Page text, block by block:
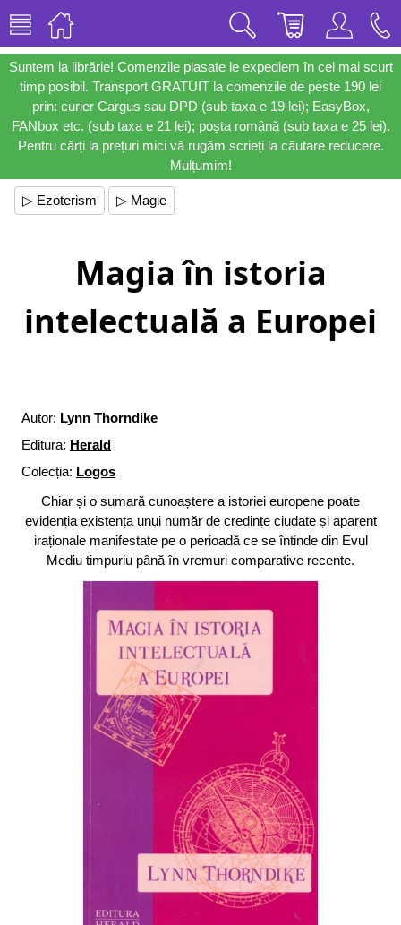
Suntem la librărie! Comenzile plasate le expediem în cel mai scurt
timp posibil. Transport GRATUIT la comenzile de peste 190 lei
prin: curier Cargus sau DPD (sub taxa e 19 lei); EasyBox,
FANbox etc. (sub taxa e 21 lei); poșta română (sub taxa e 25 lei).
Pentru cărți la prețuri mici vă rugăm scrieți la căutare reducere.
Mulțumim!
▷ Ezoterism ▷ Magie
Magia în istoria
intelectuală a Europei
Autor: Lynn Thorndike
Editura: Herald
Colecția: Logos
Chiar și o sumară cunoaștere a istoriei europene poate
evidenția existența unui număr de credințe ciudate și aparent
iraționale manifestate pe o perioadă ce se întinde din Evul
Mediu timpuriu până în vremuri comparative recente.